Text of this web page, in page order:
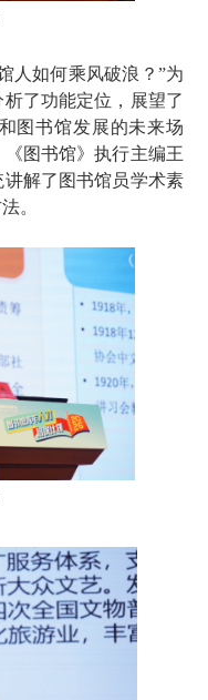
人如何乘风破浪？”为
了功能定位，展望了
图书馆发展的未来场
图书馆》执行主编王
解了图书馆员学术素
。